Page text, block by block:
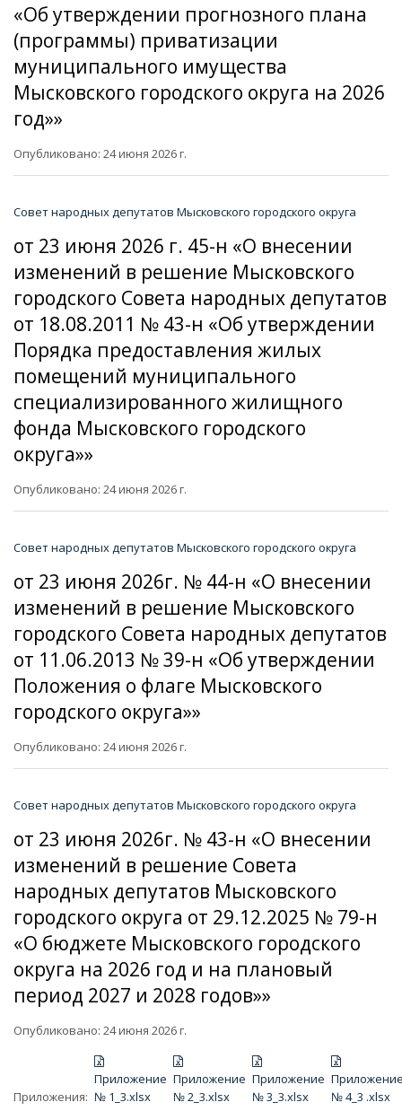
«Об утверждении прогнозного плана
(программы) приватизации
муниципального имущества
Мысковского городского округа на 2026
год»»
Опубликовано: 24 июня 2026 г.
Совет народных депутатов Мысковского городского округа
от 23 июня 2026 г. 45-н «О внесении
изменений в решение Мысковского
городского Совета народных депутатов
от 18.08.2011 № 43-н «Об утверждении
Порядка предоставления жилых
помещений муниципального
специализированного жилищного
фонда Мысковского городского
округа»»
Опубликовано: 24 июня 2026 г.
Совет народных депутатов Мысковского городского округа
от 23 июня 2026г. № 44-н «О внесении
изменений в решение Мысковского
городского Совета народных депутатов
от 11.06.2013 № 39-н «Об утверждении
Положения о флаге Мысковского
городского округа»»
Опубликовано: 24 июня 2026 г.
Совет народных депутатов Мысковского городского округа
от 23 июня 2026г. № 43-н «О внесении
изменений в решение Совета
народных депутатов Мысковского
городского округа от 29.12.2025 № 79-н
«О бюджете Мысковского городского
округа на 2026 год и на плановый
период 2027 и 2028 годов»»
Опубликовано: 24 июня 2026 г.
Приложения:
Приложение
№ 1_3.xlsx
Приложение
№ 2_3.xlsx
Приложение
№ 3_3.xlsx
№ 4_3 .xlsx